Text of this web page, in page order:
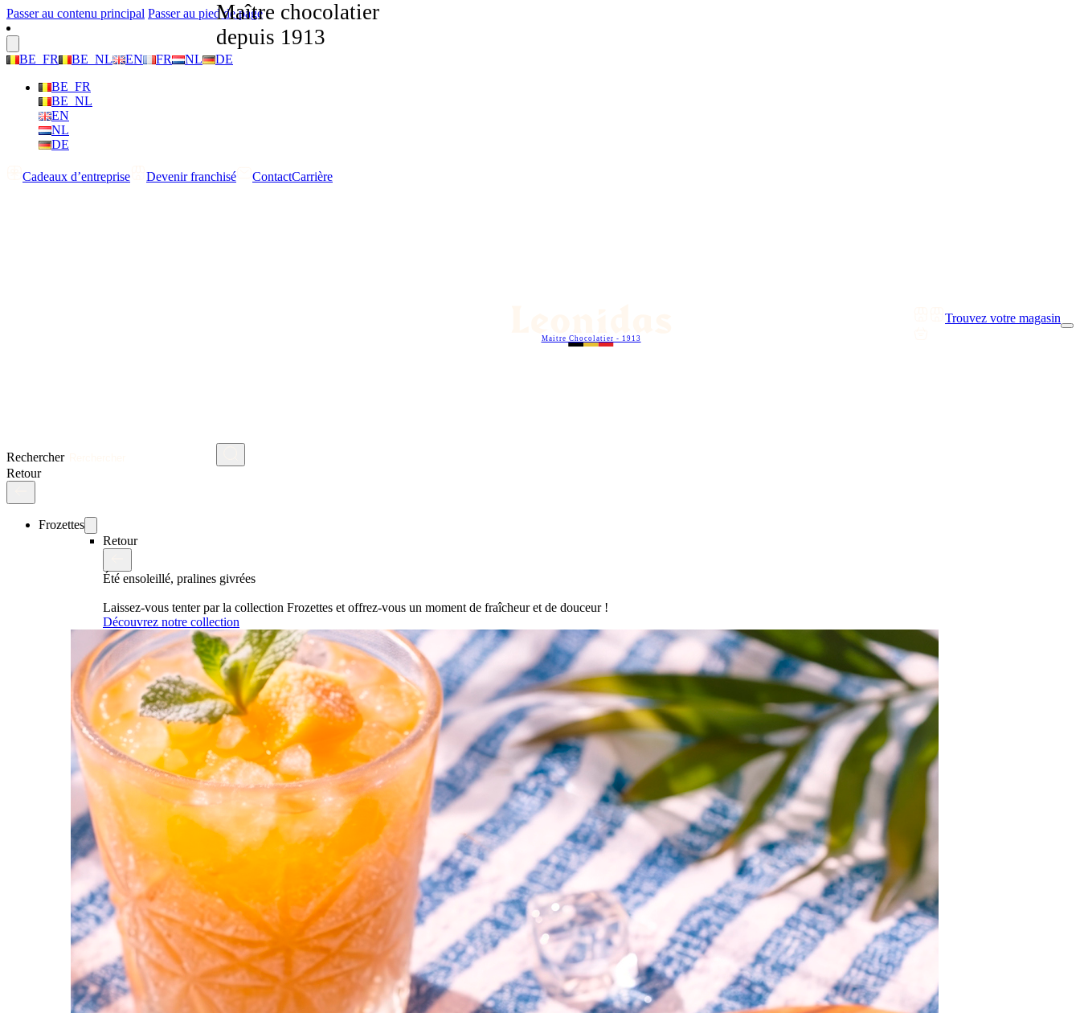
Passer au contenu principal Passer au pied de page
BE_FR BE_NL EN FR NL
DE
BE_FR
BE_NL
EN
NL
DE
Cadeaux d’entreprise Devenir franchisé ContactCarrière
Rechercher
Maitre Chocolatier - 1913
Trouvez votre magasin
Retour
Frozettes
Retour
Été ensoleillé, pralines givrées
Laissez-vous tenter par la collection Frozettes et offrez-vous un moment de fraîcheur et de douceur !
Découvrez notre collection
Maître chocolatier
depuis 1913